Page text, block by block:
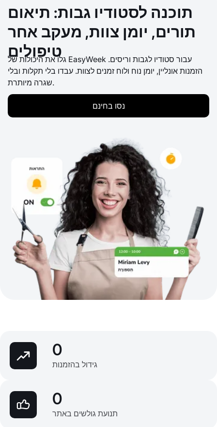
תוכנה לסטודיו גבות: תיאום
תורים, יומן צוות, מעקב אחר
טיפולים
גלו את היכולות של EasyWeek עבור סטודיו לגבות וריסים.
הזמנות אונליין, יומן נוח ולוח זמנים לצוות. עבדו בלי תקלות ובלי
שגרה מיותרת.
נסו בחינם
0
גידול בהזמנות
0
תנועת גולשים באתר